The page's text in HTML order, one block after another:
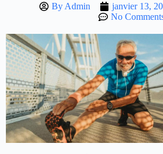
ByAdmin janvier 13,
No